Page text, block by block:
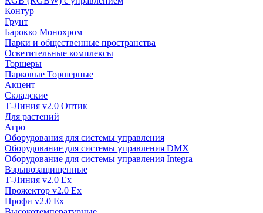
Контур
Грунт
Барокко Монохром
Парки и общественные пространства
Осветительные комплексы
Торшеры
Парковые Торшерные
Акцент
Складские
Т-Линия v2.0 Оптик
Для растений
Агро
Оборудования для системы управления
Оборудование для системы управления DMX
Оборудование для системы управления Integra
Взрывозащищенные
Т-Линия v2.0 Ex
Прожектор v2.0 Ex
Профи v2.0 Ex